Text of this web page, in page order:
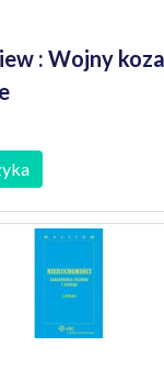
: Wojny